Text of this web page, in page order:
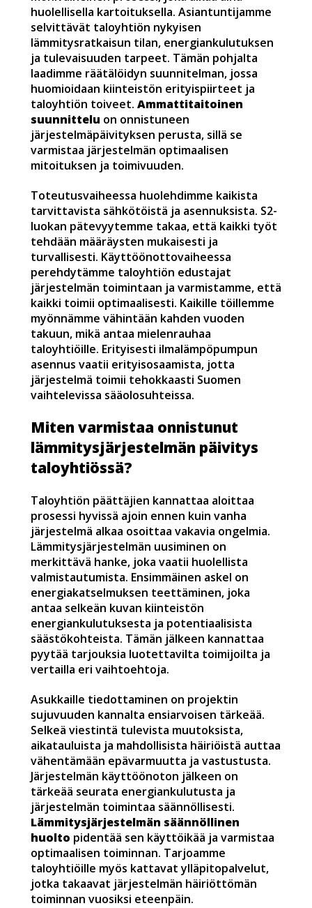
huolellisella kartoituksella. Asiantuntijamme
selvittävät taloyhtiön nykyisen
lämmitysratkaisun tilan, energiankulutuksen
ja tulevaisuuden tarpeet. Tämän pohjalta
laadimme räätälöidyn suunnitelman, jossa
huomioidaan kiinteistön erityispiirteet ja
taloyhtiön toiveet. Ammattitaitoinen
suunnittelu on onnistuneen
järjestelmäpäivityksen perusta, sillä se
varmistaa järjestelmän optimaalisen
mitoituksen ja toimivuuden.
Toteutusvaiheessa huolehdimme kaikista
tarvittavista sähkötöistä ja asennuksista. S2-
luokan pätevyytemme takaa, että kaikki työt
tehdään määräysten mukaisesti ja
turvallisesti. Käyttöönottovaiheessa
perehdytämme taloyhtiön edustajat
järjestelmän toimintaan ja varmistamme, että
kaikki toimii optimaalisesti. Kaikille töillemme
myönnämme vähintään kahden vuoden
takuun, mikä antaa mielenrauhaa
taloyhtiöille. Erityisesti ilmalämpöpumpun
asennus vaatii erityisosaamista, jotta
järjestelmä toimii tehokkaasti Suomen
vaihtelevissa sääolosuhteissa.
Miten varmistaa onnistunut
lämmitysjärjestelmän päivitys
taloyhtiössä?
Taloyhtiön päättäjien kannattaa aloittaa
prosessi hyvissä ajoin ennen kuin vanha
järjestelmä alkaa osoittaa vakavia ongelmia.
Lämmitysjärjestelmän uusiminen on
merkittävä hanke, joka vaatii huolellista
valmistautumista. Ensimmäinen askel on
energiakatselmuksen teettäminen, joka
antaa selkeän kuvan kiinteistön
energiankulutuksesta ja potentiaalisista
säästökohteista. Tämän jälkeen kannattaa
pyytää tarjouksia luotettavilta toimijoilta ja
vertailla eri vaihtoehtoja.
Asukkaille tiedottaminen on projektin
sujuvuuden kannalta ensiarvoisen tärkeää.
Selkeä viestintä tulevista muutoksista,
aikatauluista ja mahdollisista häiriöistä auttaa
vähentämään epävarmuutta ja vastustusta.
Järjestelmän käyttöönoton jälkeen on
tärkeää seurata energiankulutusta ja
järjestelmän toimintaa säännöllisesti.
Lämmitysjärjestelmän säännöllinen
huolto pidentää sen käyttöikää ja varmistaa
optimaalisen toiminnan. Tarjoamme
taloyhtiöille myös kattavat ylläpitopalvelut,
jotka takaavat järjestelmän häiriöttömän
toiminnan vuosiksi eteenpäin.